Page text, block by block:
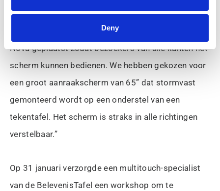
Deny
binnenexpositie voor het publiek. “De tafel wordt in
het midden van de expositieruimte van de Terra
Nova geplaatst zodat bezoekers van alle kanten het
scherm kunnen bedienen. We hebben gekozen voor
een groot aanraakscherm van 65” dat stormvast
gemonteerd wordt op een onderstel van een
tekentafel. Het scherm is straks in alle richtingen
verstelbaar.”
Op 31 januari verzorgde een multitouch-specialist
van de BelevenisTafel een workshop om te